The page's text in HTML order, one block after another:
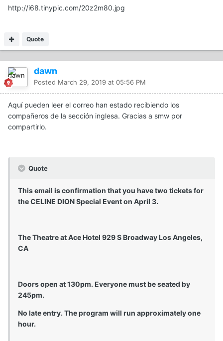
http://i68.tinypic.com/20z2m80.jpg
Quote
dawn
Posted March 29, 2019 at 05:56 PM
Aquí pueden leer el correo han estado recibiendo los
compañeros de la sección inglesa. Gracias a smw por
compartirlo.
Quote
This email is confirmation that you have two tickets for
the CELINE DION Special Event on April 3.
The Theatre at Ace Hotel 929 S Broadway Los Angeles,
CA
Doors open at 130pm. Everyone must be seated by
245pm.
No late entry. The program will run approximately one
hour.